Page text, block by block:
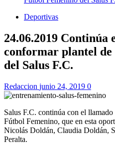
Deportivas
24.06.2019 Continúa
conformar plantel
del Salus F.C.
Redaccion junio 24, 2019 0
Salus F.C. continúa con el
Fútbol Femenino, que en esta
Nicolás Doldán, Claudia Doldán,
Peralta.